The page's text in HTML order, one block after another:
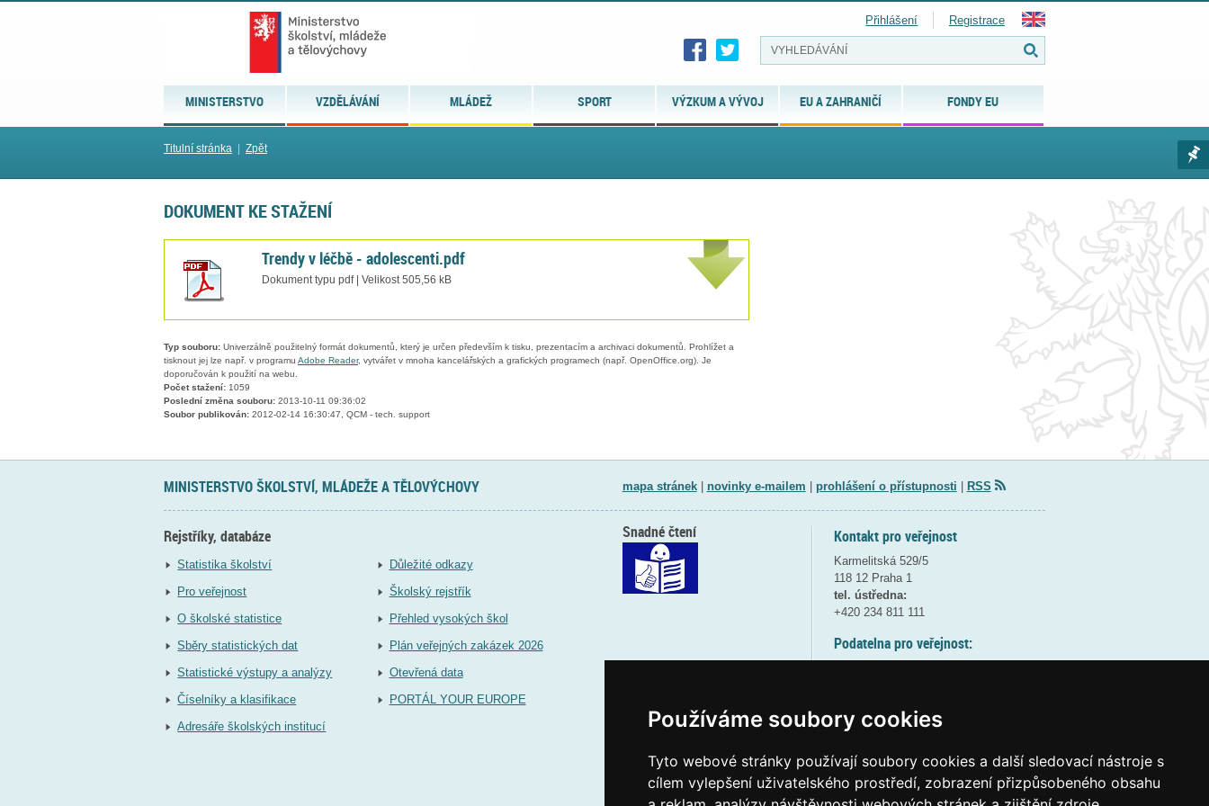
Používáme soubory cookies
Tyto webové stránky používají soubory cookies a další sledovací nástroje s
cílem vylepšení uživatelského prostředí, zobrazení přizpůsobeného obsahu
MINISTERSTVO VZDĚLÁVÁNÍ MLÁDEŽ SPORT VÝZKUM A VÝVOJ EU A ZAHRANIČÍ FONDY EU
Přihlášení Registrace
Titulní stránka Zpět
DOKUMENT KE STAŽENÍ
Trendy v léčbě - adolescenti.pdf
Dokument typu pdf | Velikost 505,56 kB
Typ souboru: Univerzálně použitelný formát dokumentů, který je určen především k tisku, prezentacím a archivaci dokumentů. Prohlížet a
tisknout jej lze např. v programu Adobe Reader, vytvářet v mnoha kancelářských a grafických programech (např. OpenOffice.org). Je
doporučován k použití na webu.
Počet stažení: 1059
Poslední změna souboru: 2013-10-11 09:36:02
Soubor publikován: 2012-02-14 16:30:47, QCM - tech. support
MINISTERSTVO ŠKOLSTVÍ, MLÁDEŽE A TĚLOVÝCHOVY mapa stránek| novinky e-mailem prohlášení o přístupnosti RSS
Rejstříky, databáze
Statistika školství
Pro veřejnost
O školské statistice
Sběry statistických dat
Statistické výstupy a analýzy
Číselníky a klasifikace
Adresáře školských institucí
Důležité odkazy
Školský rejstřík
Přehled vysokých škol
Plán veřejných zakázek 2026
Otevřená data
PORTÁL YOUR EUROPE
Kontakt pro veřejnost
Karmelitská 529/5
118 12 Praha 1
tel. ústředna:
+420 234 811 111
Podatelna pro veřejnost:
(více informací
Elektronická podatelna:
Snadné čtení